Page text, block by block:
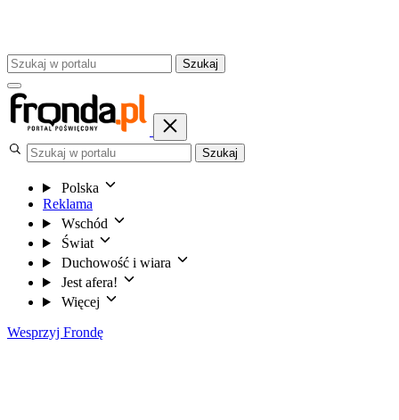
Szukaj
Szukaj
Polska
Reklama
Wschód
Świat
Duchowość i wiara
Jest afera!
Więcej
Wesprzyj Frondę